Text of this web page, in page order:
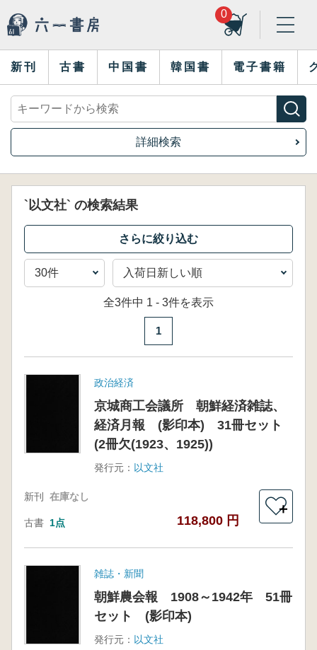
0
新刊 古書 中国書 韓国書 電子書籍
詳細検索
`以文社` の検索結果
全3件中 1 - 3件を表示
1
政治経済
京城商工会議所 朝鮮経済雑誌、
経済月報 (影印本) 31冊セット
(2冊欠(1923、1925))
発行元： 以文社
新刊 在庫なし
古書 1点 118,800 円
＋
雑誌・新聞
朝鮮農会報 1908～1942年 51冊
セット (影印本)
発行元： 以文社